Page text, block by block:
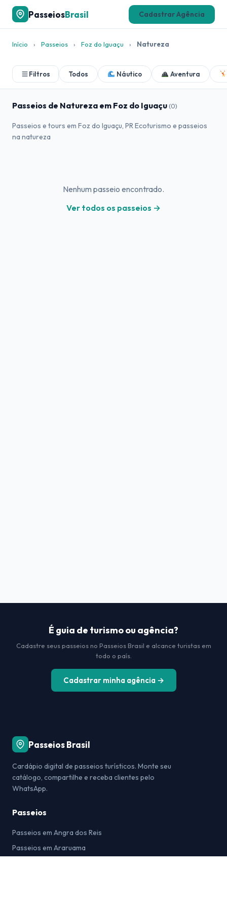
PasseiosBrasil Cadastrar Agência
Início › Passeios › Foz do Iguaçu › Natureza
Filtros Todos Náutico Aventura
Passeios de Natureza em Foz do Iguaçu(0)
Passeios e tours em Foz do Iguaçu, PR Ecoturismo e passeios
na natureza
Nenhum passeio encontrado.
Ver todos os passeios →
É guia de turismo ou agência?
Cadastre seus passeios no Passeios Brasil e alcance turistas em
todo o país.
Cadastrar minha agência →
Passeios Brasil
Cardápio digital de passeios turísticos. Monte seu
catálogo, compartilhe e receba clientes pelo
WhatsApp.
Passeios
Passeios em Angra dos Reis
Passeios em Araruama